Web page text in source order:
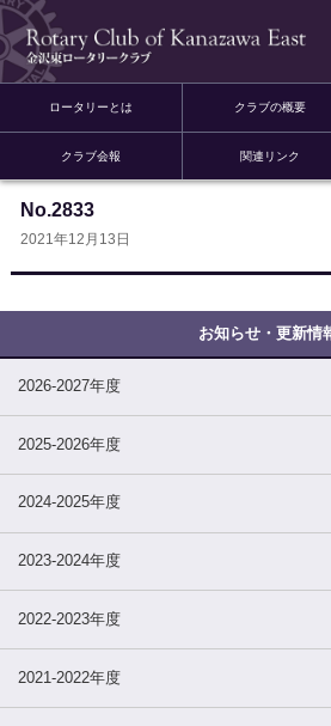
ロータリーとは クラブの概要
クラブ会報 関連リンク
No.2833
2021年12月13日
2026-2027年度
2025-2026年度
2024-2025年度
2023-2024年度
2022-2023年度
2021-2022年度